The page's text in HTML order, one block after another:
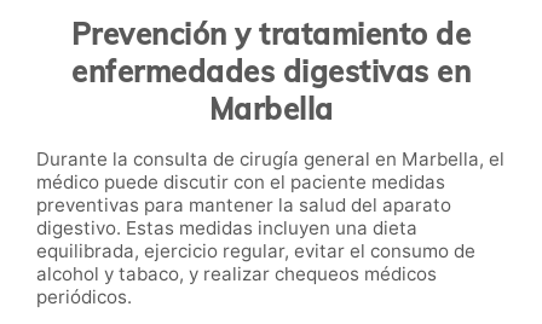
Prevención y tratamiento de
enfermedades digestivas en
Marbella
Durante la consulta de cirugía general en Marbella, el
médico puede discutir con el paciente medidas
preventivas para mantener la salud del aparato
digestivo. Estas medidas incluyen una dieta
equilibrada, ejercicio regular, evitar el consumo de
alcohol y tabaco, y realizar chequeos médicos
periódicos.